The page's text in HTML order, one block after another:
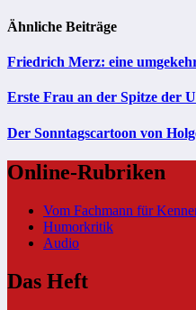
Ähnliche Beiträge
Friedrich Merz: eine
Erste Frau an der Spitze der
Der Sonntagscartoon von
Online-Rubriken
Vom Fachmann für
Humorkritik
Audio
Das Heft